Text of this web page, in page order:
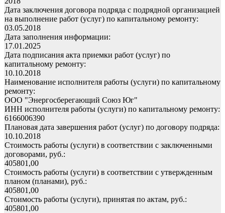
Дата заключения договора подряда с подрядной организацией
на выполнение работ (услуг) по капитальному ремонту:
03.05.2018
Дата заполнения информации:
17.01.2025
Дата подписания акта приемки работ (услуг) по
капитальному ремонту:
10.10.2018
Наименование исполнителя работы (услуги) по капитальному
ремонту:
ООО "Энергосберегающий Союз Юг"
ИНН исполнителя работы (услуги) по капитальному ремонту:
6166006390
Плановая дата завершения работ (услуг) по договору подряда:
10.10.2018
Стоимость работы (услуги) в соответствии с заключенными
договорами, руб.:
405801,00
Стоимость работы (услуги) в соответствии с утвержденным
планом (планами), руб.:
405801,00
Стоимость работы (услуги), принятая по актам, руб.:
405801,00